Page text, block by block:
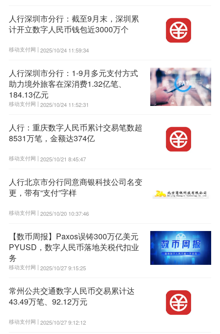
人行深圳市分行：截至9月末，深圳累
计开立数字人民币钱包近3000万个
移动支付网 | 2025/10/24 11:59:34
人行深圳市分行：1-9月多元支付方式
助力境外旅客在深消费1.32亿笔、
184.13亿元
移动支付网 | 2025/10/24 11:52:31
人行：重庆数字人民币累计交易笔数超
8531万笔，金额达374亿
移动支付网 | 2025/10/21 8:45:47
人行北京市分行同意商银科技公司名变
更，带有“支付”字样
移动支付网 | 2025/10/20 10:37:46
【数币周报】Paxos误铸300万亿美元
PYUSD，数字人民币落地关税代扣业
务
移动支付网 | 2025/10/27 9:15:25
常州公共交通数字人民币交易累计达
43.49万笔、92.12万元
移动支付网 | 2025/10/27 9:12:12